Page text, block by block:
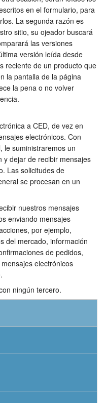
en el formulario, para
La segunda razón es
sitio, su ojeador buscará
las versiones
versión leída desde
reciente de un producto que
la pantalla de la página
la pena o no volver
a CED, de vez en
electrónicos. Con
le suministraremos un
y dejar de recibir mensajes
Las solicitudes de
se procesan en un
nuestros mensajes
enviando mensajes
por ejemplo,
del mercado, información
de pedidos,
electrónicos
ningún tercero.